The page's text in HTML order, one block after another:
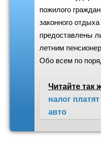
пожилого
законного
предоставлены
летним
Обо всем по
Читайте так
налог
авто